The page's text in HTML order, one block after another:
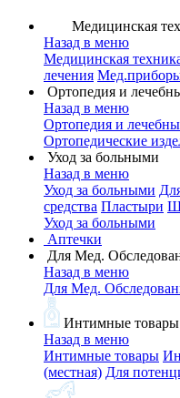
Медицинская
Назад в меню
Медицинская
лечения
Ортопедия и
Назад в меню
Ортопедия и
Ортопедические
Уход за больными
Назад в меню
Уход за больными
средства Пластыри
Уход за больными
Аптечки
Для Мед.
Назад в меню
Для Мед.
Интимные товары
Назад в меню
Интимные товары
(местная) Для